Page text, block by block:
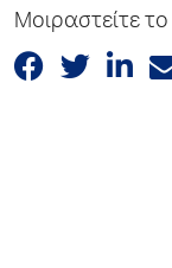
Μοιραστείτε το